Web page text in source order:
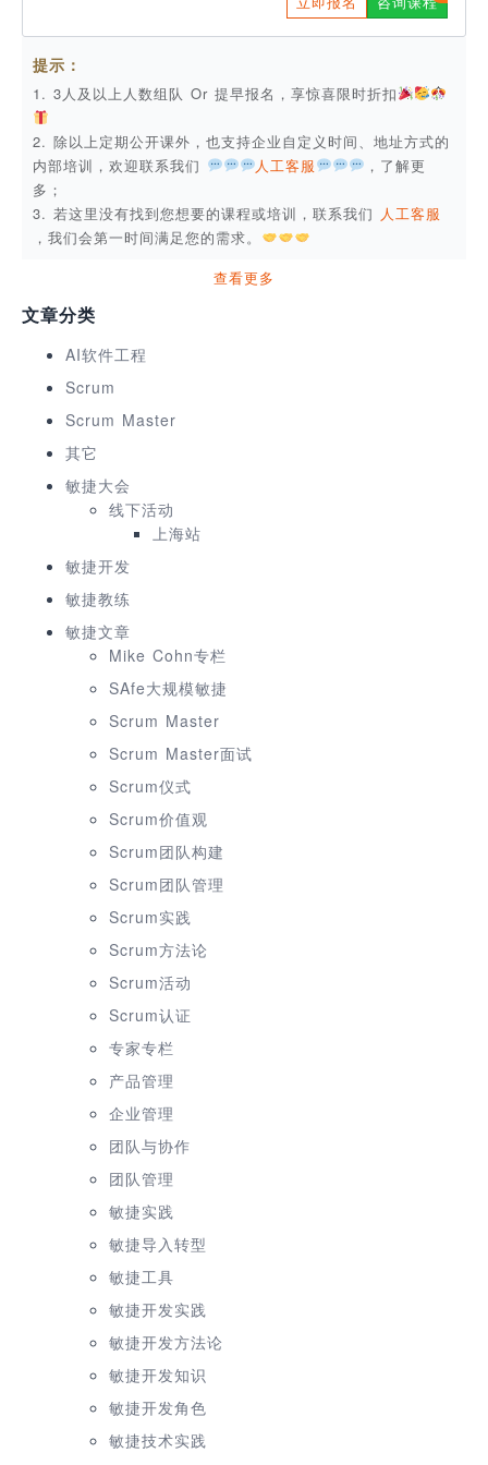
提示：
1. 3人及以上人数组队 Or 提早报名，享惊喜限时折扣
2. 除以上定期公开课外，也支持企业自定义时间、地址方式的
内部培训，欢迎联系我们
人工客服
，了解更
多；
3. 若这里没有找到您想要的课程或培训，联系我们 人工客服
，我们会第一时间满足您的需求。
查看更多
文章分类
AI软件工程
Scrum
Scrum Master
其它
敏捷大会
线下活动
上海站
敏捷开发
敏捷教练
敏捷文章
Mike Cohn专栏
SAfe大规模敏捷
Scrum Master
Scrum Master面试
Scrum仪式
Scrum价值观
Scrum团队构建
Scrum团队管理
Scrum实践
Scrum方法论
Scrum活动
Scrum认证
专家专栏
产品管理
企业管理
团队与协作
团队管理
敏捷实践
敏捷导入转型
敏捷工具
敏捷开发实践
敏捷开发方法论
敏捷开发知识
敏捷开发角色
敏捷技术实践